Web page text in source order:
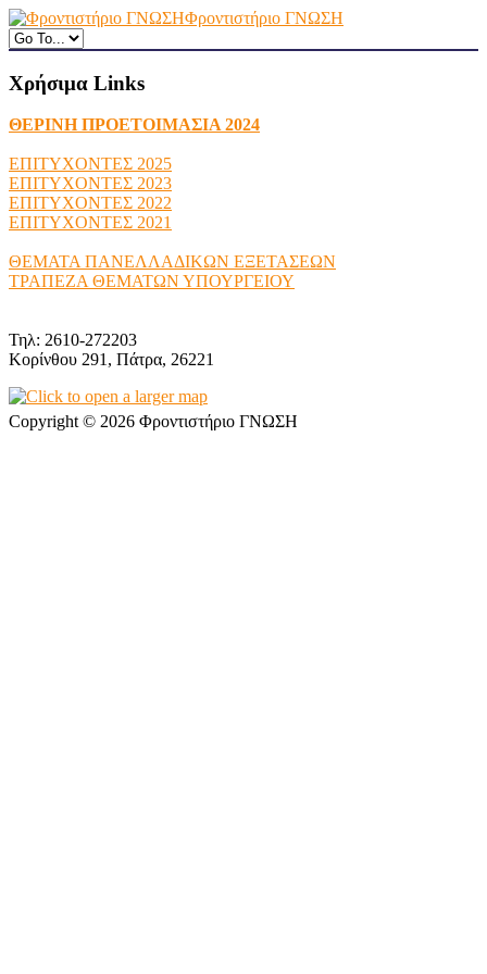
Φροντιστήριο ΓΝΩΣΗ
Χρήσιμα Links
ΘΕΡΙΝΗ ΠΡΟΕΤΟΙΜΑΣΙΑ 2024
ΕΠΙΤΥΧΟΝΤΕΣ 2025
ΕΠΙΤΥΧΟΝΤΕΣ 2023
ΕΠΙΤΥΧΟΝΤΕΣ 2022
ΕΠΙΤΥΧΟΝΤΕΣ 2021
ΘΕΜΑΤΑ ΠΑΝΕΛΛΑΔΙΚΩΝ ΕΞΕΤΑΣΕΩΝ
ΤΡΑΠΕΖΑ ΘΕΜΑΤΩΝ ΥΠΟΥΡΓΕΙΟΥ
Τηλ: 2610-272203
Κορίνθου 291, Πάτρα, 26221
Copyright © 2026 Φροντιστήριο ΓΝΩΣΗ